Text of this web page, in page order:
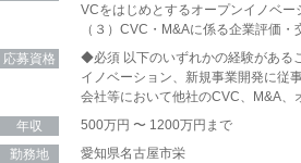
VCをはじめとするオープンイノベ
（３）CVC・M&Aに係る企業評価
応募資格
◆必須 以下のいずれかの経験がある
イノベーション、新規事業開発に従
会社等において他社のCVC、M&A
年収
500万円 〜 1200万円まで
勤務地
愛知県名古屋市栄